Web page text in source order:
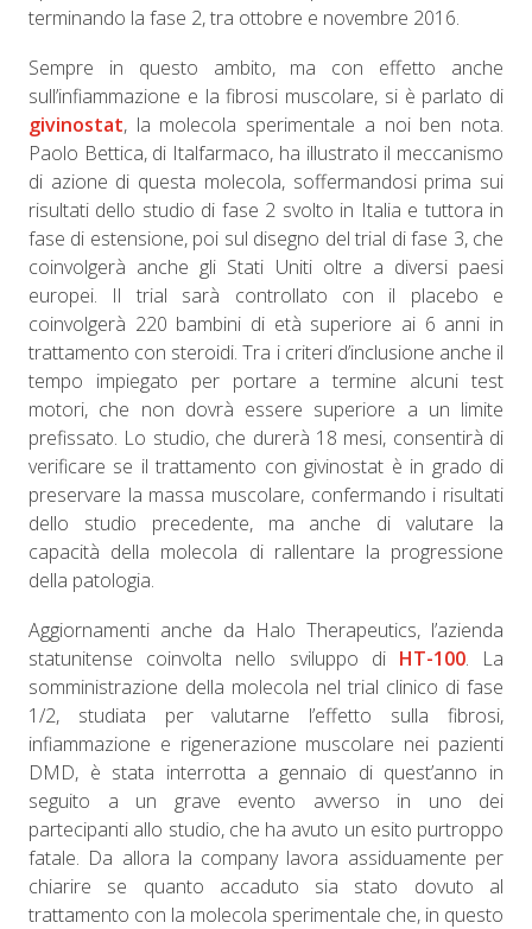
terminando la fase 2, tra ottobre e novembre 2016.
Sempre in questo ambito, ma con effetto anche
sull’infiammazione e la fibrosi muscolare, si è parlato di
givinostat, la molecola sperimentale a noi ben nota.
Paolo Bettica, di Italfarmaco, ha illustrato il meccanismo
di azione di questa molecola, soffermandosi prima sui
risultati dello studio di fase 2 svolto in Italia e tuttora in
fase di estensione, poi sul disegno del trial di fase 3, che
coinvolgerà anche gli Stati Uniti oltre a diversi paesi
europei. Il trial sarà controllato con il placebo e
coinvolgerà 220 bambini di età superiore ai 6 anni in
trattamento con steroidi. Tra i criteri d’inclusione anche il
tempo impiegato per portare a termine alcuni test
motori, che non dovrà essere superiore a un limite
prefissato. Lo studio, che durerà 18 mesi, consentirà di
verificare se il trattamento con givinostat è in grado di
preservare la massa muscolare, confermando i risultati
dello studio precedente, ma anche di valutare la
capacità della molecola di rallentare la progressione
della patologia.
Aggiornamenti anche da Halo Therapeutics, l’azienda
statunitense coinvolta nello sviluppo di HT-100. La
somministrazione della molecola nel trial clinico di fase
1/2, studiata per valutarne l’effetto sulla fibrosi,
infiammazione e rigenerazione muscolare nei pazienti
DMD, è stata interrotta a gennaio di quest’anno in
seguito a un grave evento avverso in uno dei
partecipanti allo studio, che ha avuto un esito purtroppo
fatale. Da allora la company lavora assiduamente per
chiarire se quanto accaduto sia stato dovuto al
trattamento con la molecola sperimentale che, in questo